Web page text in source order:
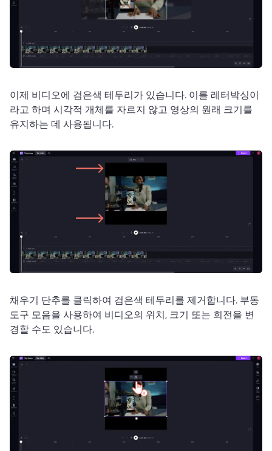
이제 비디오에 검은색 테두리가 있습니다. 이를 레터박싱이
라고 하며 시각적 개체를 자르지 않고 영상의 원래 크기를
유지하는 데 사용됩니다.
채우기 단추를 클릭하여 검은색 테두리를 제거합니다. 부동
도구 모음을 사용하여 비디오의 위치, 크기 또는 회전을 변
경할 수도 있습니다.